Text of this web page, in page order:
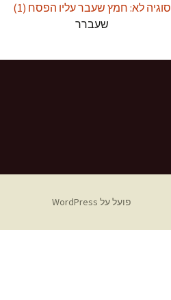
סוגיה לא: חמץ שעבר עליו הפסח (1)
שעברר
פועל על WordPress